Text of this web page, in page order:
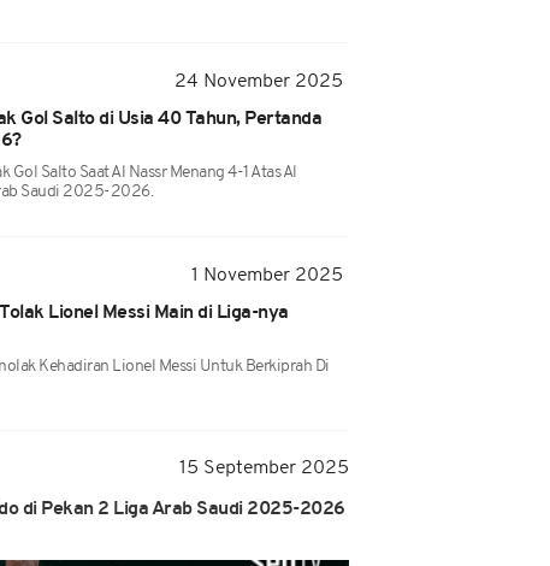
24 November 2025
Gol Salto di Usia 40 Tahun, Pertanda
Gol Salto Saat Al Nassr Menang 4-1 Atas Al
Saudi 2025-2026.
1 November 2025
Lionel Messi Main di Liga-nya
Kehadiran Lionel Messi Untuk Berkiprah Di
15 September 2025
di Pekan 2 Liga Arab Saudi 2025-2026